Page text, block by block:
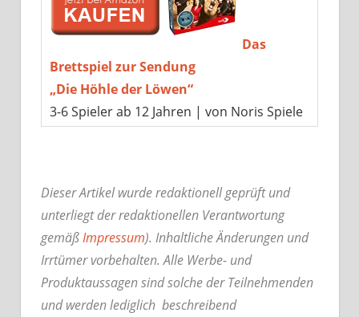
Das
Brettspiel zur Sendung
„Die Höhle der Löwen“
3-6 Spieler ab 12 Jahren | von Noris Spiele
Dieser Artikel wurde redaktionell geprüft und
unterliegt der redaktionellen Verantwortung
gemäßImpressum). Inhaltliche Änderungen und
Irrtümer vorbehalten. Alle Werbe- und
Produktaussagen sind solche der Teilnehmenden
und werden lediglich beschreibend